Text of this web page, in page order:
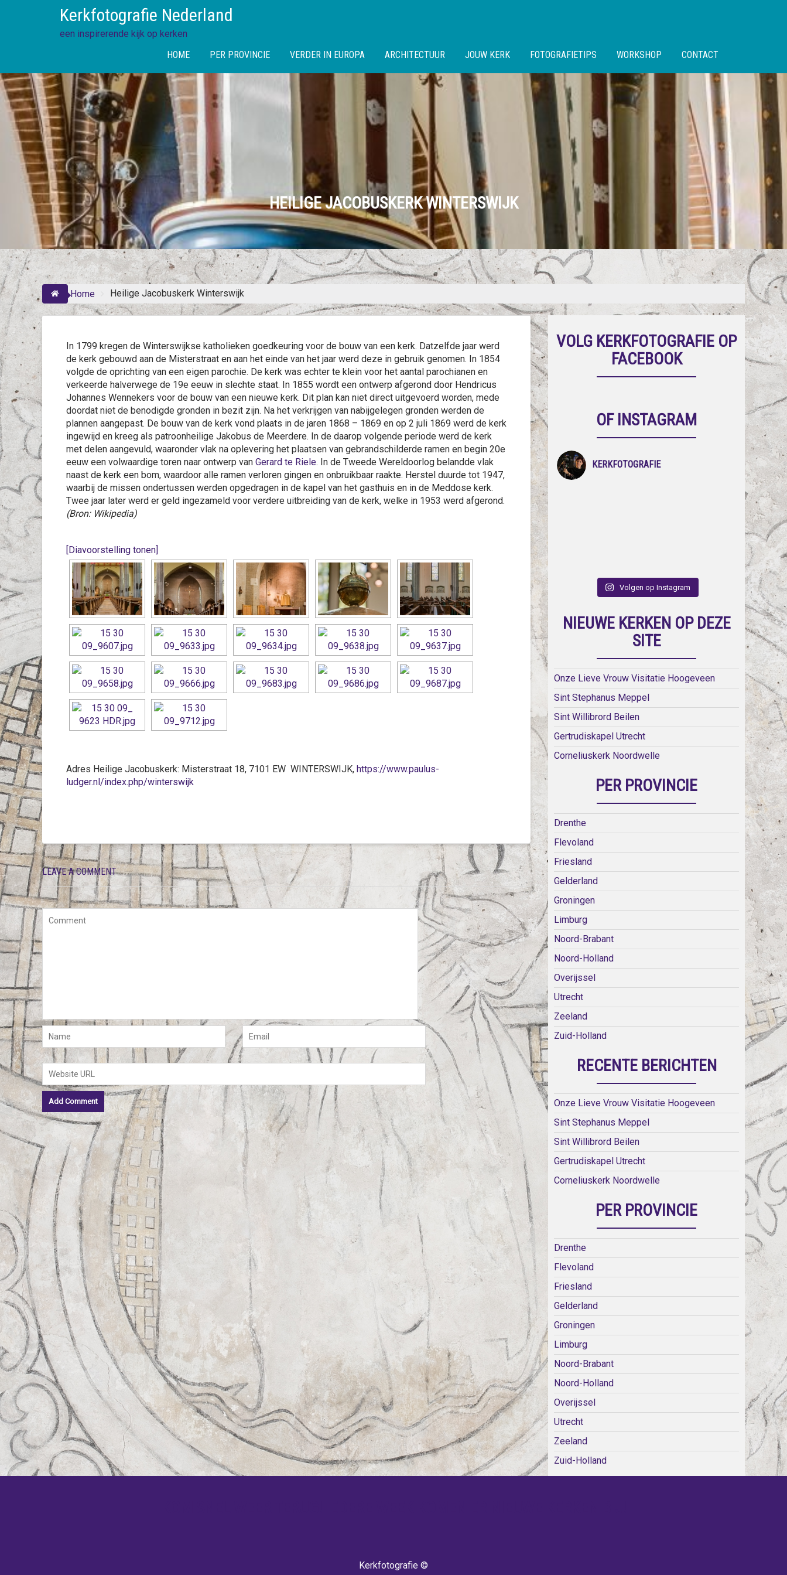
Kerkfotografie Nederland
een inspirerende kijk op kerken
HOME
PER PROVINCIE VERDER IN EUROPA ARCHITECTUUR JOUW KERK FOTOGRAFIETIPS WORKSHOP CONTACT
HEILIGE JACOBUSKERK WINTERSWIJK
Home Heilige Jacobuskerk Winterswijk
In 1799 kregen de Winterswijkse katholieken goedkeuring voor de bouw van een kerk. Datzelfde jaar werd
de kerk gebouwd aan de Misterstraat en aan het einde van het jaar werd deze in gebruik genomen. In 1854
volgde de oprichting van een eigen parochie. De kerk was echter te klein voor het aantal parochianen en
verkeerde halverwege de 19e eeuw in slechte staat. In 1855 wordt een ontwerp afgerond door Hendricus
Johannes Wennekers voor de bouw van een nieuwe kerk. Dit plan kan niet direct uitgevoerd worden, mede
doordat niet de benodigde gronden in bezit zijn. Na het verkrijgen van nabijgelegen gronden werden de
plannen aangepast. De bouw van de kerk vond plaats in de jaren 1868 – 1869 en op 2 juli 1869 werd de kerk
ingewijd en kreeg als patroonheilige Jakobus de Meerdere. In de daarop volgende periode werd de kerk
met delen aangevuld, waaronder vlak na oplevering het plaatsen van gebrandschilderde ramen en begin 20e
eeuw een volwaardige toren naar ontwerp van Gerard te Riele. In de Tweede Wereldoorlog belandde vlak
naast de kerk een bom, waardoor alle ramen verloren gingen en onbruikbaar raakte. Herstel duurde tot 1947,
waarbij de missen ondertussen werden opgedragen in de kapel van het gasthuis en in de Meddose kerk.
Twee jaar later werd er geld ingezameld voor verdere uitbreiding van de kerk, welke in 1953 werd afgerond.
(Bron: Wikipedia)
[Diavoorstelling tonen]
Adres Heilige Jacobuskerk: Misterstraat 18, 7101 EW WINTERSWIJK, https://www.paulus-
ludger.nl/index.php/winterswijk
LEAVE A COMMENT
VOLG KERKFOTOGRAFIE OP
FACEBOOK
OF INSTAGRAM
KERKFOTOGRAFIE
Volgen op Instagram
NIEUWE KERKEN OP DEZE
SITE
Onze Lieve Vrouw Visitatie Hoogeveen
Sint Stephanus Meppel
Sint Willibrord Beilen
Gertrudiskapel Utrecht
Corneliuskerk Noordwelle
PER PROVINCIE
Drenthe
Flevoland
Friesland
Gelderland
Groningen
Limburg
Noord-Brabant
Noord-Holland
Overijssel
Utrecht
Zeeland
Zuid-Holland
RECENTE BERICHTEN
Onze Lieve Vrouw Visitatie Hoogeveen
Sint Stephanus Meppel
Sint Willibrord Beilen
Gertrudiskapel Utrecht
Corneliuskerk Noordwelle
PER PROVINCIE
Drenthe
Flevoland
Friesland
Gelderland
Groningen
Limburg
Noord-Brabant
Noord-Holland
Overijssel
Utrecht
Zeeland
Zuid-Holland
Kerkfotografie ©